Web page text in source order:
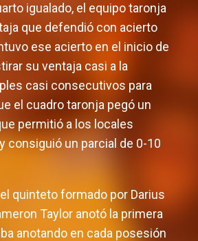
igualado, el equipo taronja
que defendió con acierto
ese acierto en el inicio de
su ventaja casi a la
casi consecutivos para
el cuadro taronja pegó un
permitió a los locales
consiguió un parcial de 0-10
quinteto formado por Darius
Taylor anotó la primera
anotando en cada posesión